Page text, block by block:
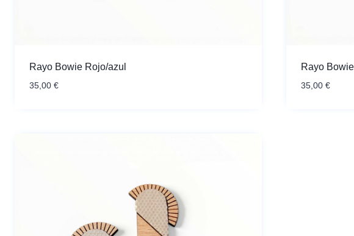
Rayo Bowie Rojo/azul
35,00 €
Rayo
35,00€